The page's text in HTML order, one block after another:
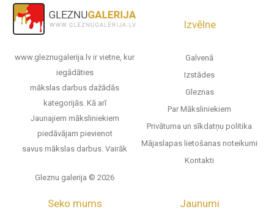
www.gleznugalerija.lv ir vietne, kur
iegādāties
mākslas darbus dažādās
kategorijās. Kā arī
Jaunajiem māksliniekiem
piedāvājam pievienot
savus mākslas darbus. Vairāk
Gleznu galerija © 2026
Izvēlne
Galvenā
Izstādes
Gleznas
Par Māksliniekiem
Privātuma un sīkdatņu politika
Mājaslapas lietošanas noteikumi
Kontakti
Seko mums Jaunumi